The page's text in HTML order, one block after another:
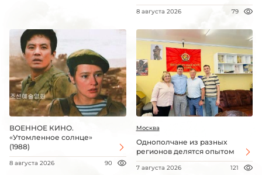
8 августа 2026 79
ВОЕННОЕ КИНО.
«Утомленное солнце»
(1988)
8 августа 2026 90
Москва
Однополчане из разных
регионов делятся опытом
7 августа 2026 121